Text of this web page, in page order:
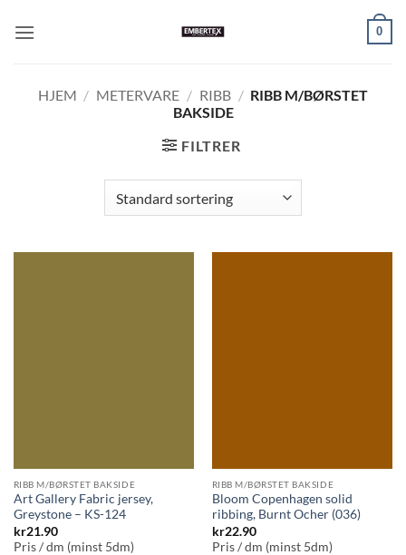
0
HJEM / METERVARE / RIBB / RIBB M/BØRSTET
BAKSIDE
FILTRER
RIBB M/BØRSTET BAKSIDE
Art Gallery Fabric jersey,
Greystone – KS-124
kr21.90
Pris / dm (minst 5dm)
RIBB M/BØRSTET BAKSIDE
Bloom Copenhagen solid
ribbing, Burnt Ocher (036)
kr22.90
Pris / dm (minst 5dm)